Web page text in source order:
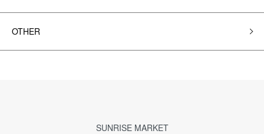
OTHER
SUNRISE MARKET